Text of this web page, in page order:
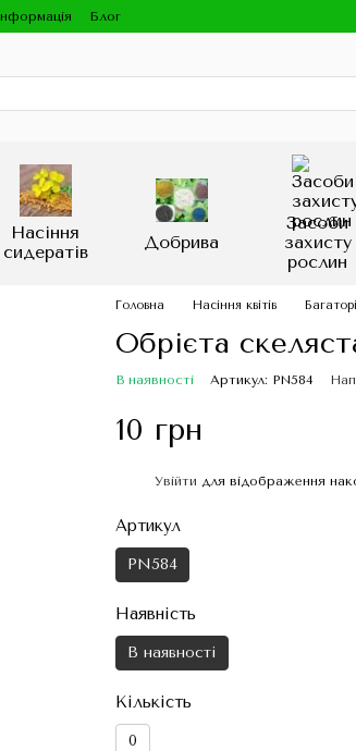
Блог
Насіння
сидератів
Добрива
Засоби
захисту
рослин
Головна Насіння квітів
Обрієта
В наявності Артикул: PN584
10 грн
Увійти для відображення
Артикул
PN584
Наявність
В наявності
Кількість
0